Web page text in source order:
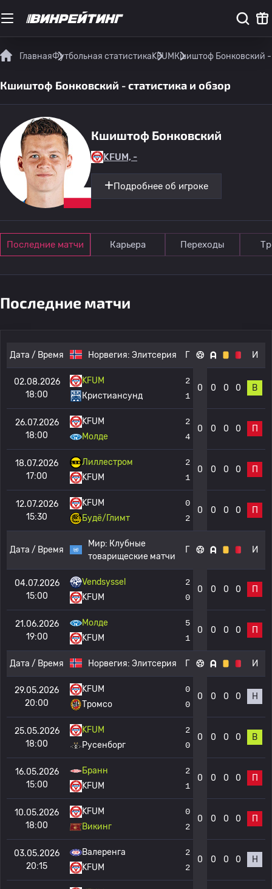
ГлавнаяФутбольная статистикаKFUM Кшиштоф Бонковский -
Кшиштоф Бонковский - статистика и обзор
Кшиштоф Бонковский
KFUM, -
Подробнее об игроке
Последние матчи Карьера Переходы
Последние матчи
Дата / Время Норвегия: Элитсерия Г И
02.08.2026
18:00
KFUM
Кристиансунд
2
1
0 0 0 0 В
26.07.2026
18:00
KFUM
Молде
2
4
0 0 0 0 П
18.07.2026
17:00
Лиллестром
KFUM
2
1
0 0 0 0 П
12.07.2026
15:30
KFUM
Будё/Глимт
0
2
0 0 0 0 П
Дата / Время
Мир: Клубные
товарищеские матчи
Г И
04.07.2026
15:00
Vendsyssel
KFUM
2
0
0 0 0 0 П
21.06.2026
19:00
Молде
KFUM
5
1
0 0 0 0 П
Дата / Время Норвегия: Элитсерия Г И
29.05.2026
20:00
KFUM
Тромсо
0
0
0 0 0 0 Н
25.05.2026
18:00
KFUM
Русенборг
2
0
0 0 0 0 В
16.05.2026
15:00
Бранн
KFUM
2
1
0 0 0 0 П
10.05.2026
18:00
KFUM
Викинг
0
2
0 0 0 0 П
03.05.2026
20:15
Валеренга
KFUM
2
2
0 0 0 0 Н